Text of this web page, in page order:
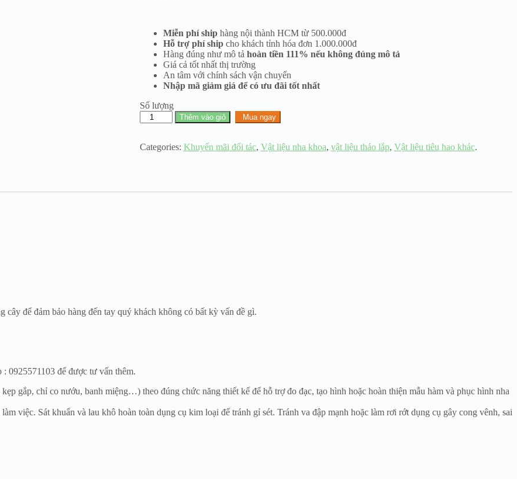
Miễn phí shiphàng nội thành HCM từ 500.000đ
Hỗ trợ phí shipcho khách tỉnh hóa đơn 1.000.000đ
Hàng đúng như mô tả hoàn tiền 111% nếu không đúng mô tả
Giá cả tốt nhất thị trường
An tâm với chính sách vận chuyển
Nhập mã giảm giá để có ưu đãi tốt nhất
Số lượng
Bảng
so
VITAPAN
Thêm vào giỏ Mua ngay
Categories: Khuyến mãi đối tác, Vật liệu nha khoa, vật liệu tháo lắp, Vật liệu tiêu hao khác.
để đảm bảo hàng đến tay quý khách không có bất kỳ vấn đề gì.
0925571103 để được tư vấn thêm.
gắp, chỉ co nướu, banh miệng…) theo đúng chức năng thiết kế để hỗ trợ đo đạc, tạo hình hoặc hoàn thiện mẫu hàm và phục hình nha
việc. Sát khuẩn và lau khô hoàn toàn dụng cụ kim loại để tránh gỉ sét. Tránh va đập mạnh hoặc làm rơi rớt dụng cụ gây cong vênh, sai